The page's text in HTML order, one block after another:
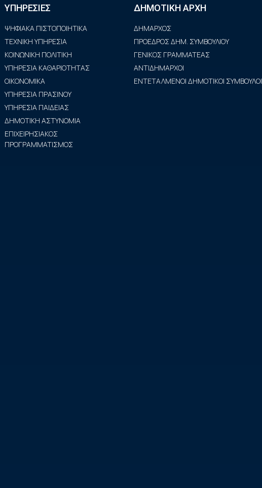
ΥΠΗΡΕΣΙΕΣ
ΨΗΦΙΑΚΑ ΠΙΣΤΟΠΟΙΗΤΙΚΑ
ΤΕΧΝΙΚΗ ΥΠΗΡΕΣΙΑ
ΚΟΙΝΩΝΙΚΗ ΠΟΛΙΤΙΚΗ
ΥΠΗΡΕΣΙΑ ΚΑΘΑΡΙΟΤΗΤΑΣ
ΟΙΚΟΝΟΜΙΚΑ
ΥΠΗΡΕΣΙΑ ΠΡΑΣΙΝΟΥ
ΥΠΗΡΕΣΙΑ ΠΑΙΔΕΙΑΣ
ΔΗΜΟΤΙΚΗ ΑΣΤΥΝΟΜΙΑ
ΕΠΙΧΕΙΡΗΣΙΑΚΟΣ
ΠΡΟΓΡΑΜΜΑΤΙΣΜΟΣ
ΔΗΜΟΤΙΚΗ ΑΡΧΗ
ΔΗΜΑΡΧΟΣ
ΠΡΟΕΔΡΟΣ ΔΗΜ. ΣΥΜΒΟΥΛΙΟΥ
ΓΕΝΙΚΟΣ ΓΡΑΜΜΑΤΕΑΣ
ΑΝΤΙΔΗΜΑΡΧΟΙ
ΕΝΤΕΤΑΛΜΕΝΟΙ ΔΗΜΟΤΙΚΟΙ ΣΥΜΒΟΥΛΟΙ